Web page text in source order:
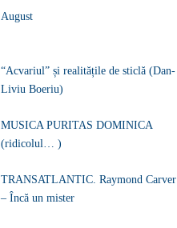
August
“Acvariul” și realitățile de sticlă (Dan-
Liviu Boeriu)
MUSICA PURITAS DOMINICA
(ridicolul… )
TRANSATLANTIC. Raymond Carver
– Încă un mister